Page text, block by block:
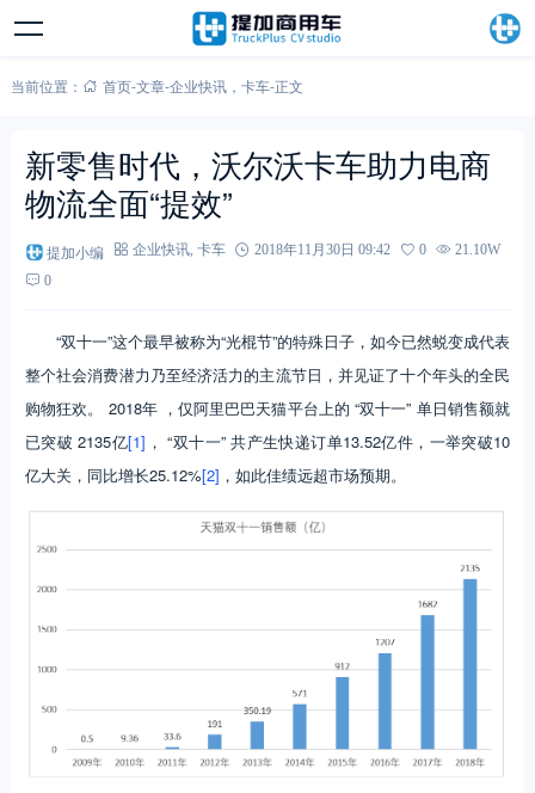
当前位置： 首页-文章-企业快讯， 卡车-正文
新零售时代，沃尔沃卡车助力电商
物流全面“提效”
提加小编 企业快讯, 卡车 2018年11月30日 09:42 0
21.10W
0
“双十一”这个最早被称为“光棍节”的特殊日子，如今已然蜕变成代表
整个社会消费潜力乃至经济活力的主流节日，并见证了十个年头的全民
购物狂欢。 2018年 ，仅阿里巴巴天猫平台上的 “双十一” 单日销售额就
已突破 2135亿[1] ， “双十一” 共产生快递订单13.52亿件，一举突破10
亿大关，同比增长25.12%[2] ，如此佳绩远超市场预期。